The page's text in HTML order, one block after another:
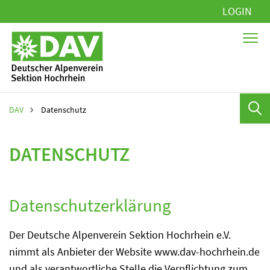
LOGIN
DAV Datenschutz
DATENSCHUTZ
Datenschutzerklärung
Der Deutsche Alpenverein Sektion Hochrhein e.V.
nimmt als Anbieter der Website www.dav-hochrhein.de